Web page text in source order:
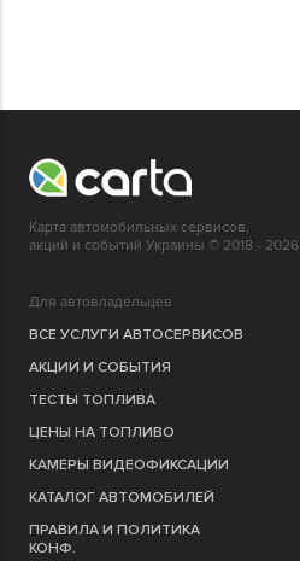
Карта автомобильных сервисов,
акций и событий Украины © 2018 - 2026
Для автовладельцев
ВСЕ УСЛУГИ АВТОСЕРВИСОВ
АКЦИИ И СОБЫТИЯ
ТЕСТЫ ТОПЛИВА
ЦЕНЫ НА ТОПЛИВО
КАМЕРЫ ВИДЕОФИКСАЦИИ
КАТАЛОГ АВТОМОБИЛЕЙ
ПРАВИЛА И ПОЛИТИКА
КОНФ.